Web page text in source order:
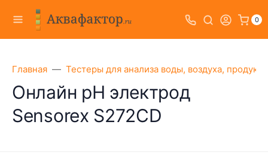
0
Главная Тестеры для анализа воды, воздуха,
Онлайн рН электрод
Sensorex S272CD